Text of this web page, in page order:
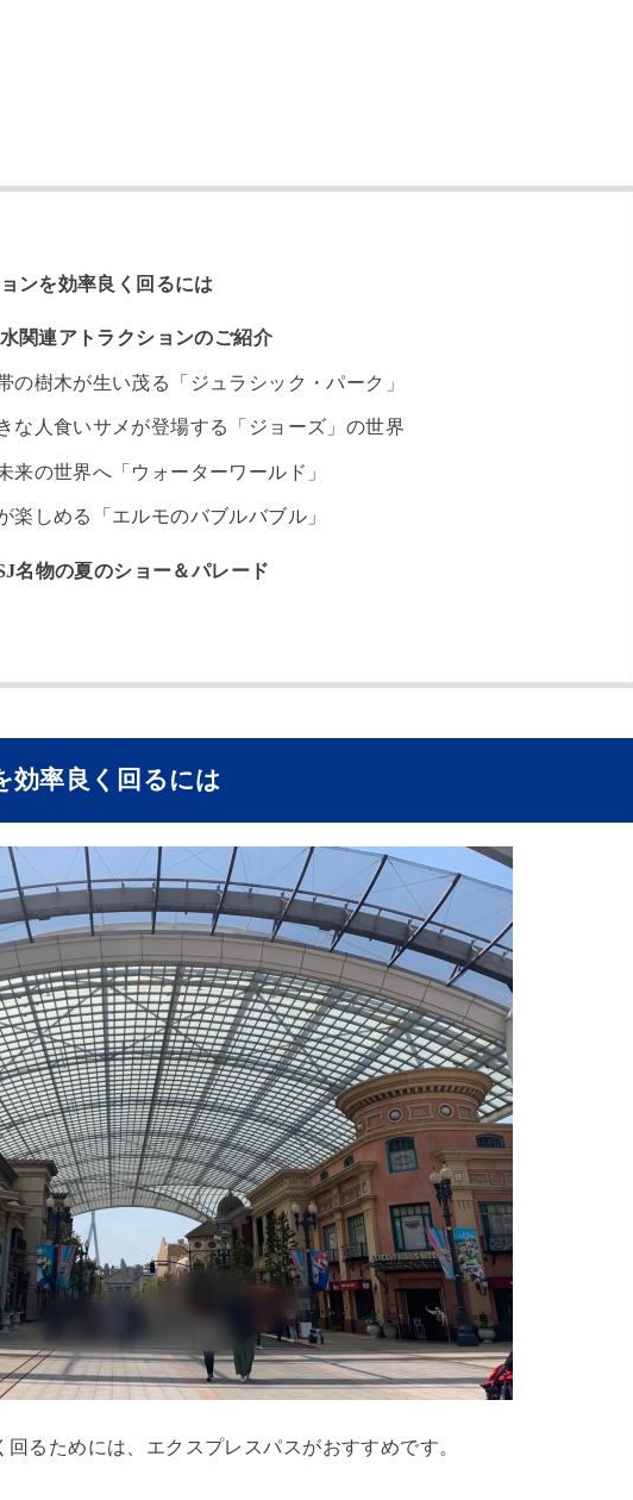
ンを効率良く回るには
関連アトラクションのご紹介
の樹木が生い茂る「ジュラシック・パーク」
な人食いサメが登場する「ジョーズ」の世界
来の世界へ「ウォーターワールド」
楽しめる「エルモのバブルバブル」
名物の夏のショー＆パレード
効率良く回るには
るためには、エクスプレスパスがおすすめです。